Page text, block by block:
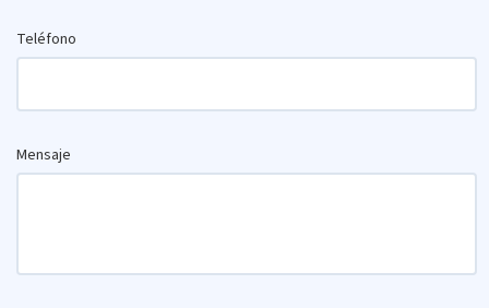
Teléfono
Mensaje